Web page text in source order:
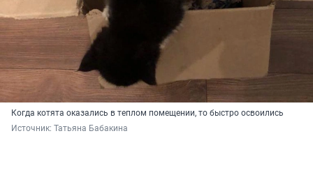
Когда котята оказались в теплом помещении, то быстро освоились
Источник: Татьяна Бабакина